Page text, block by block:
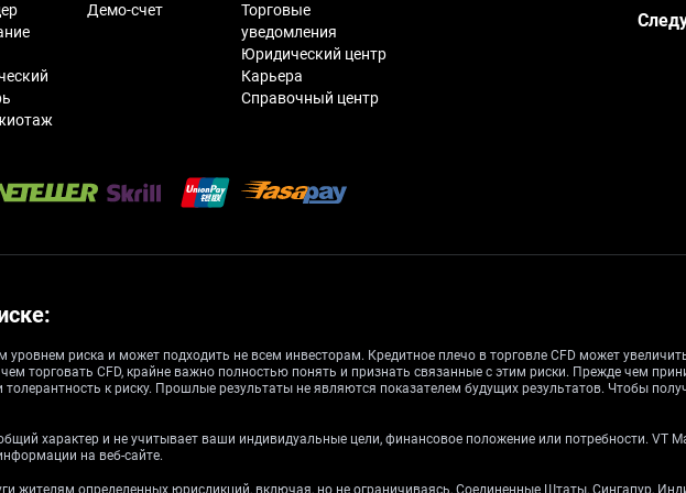
Демо-счет
Торговые
уведомления
Юридический центр
Карьера
Справочный центр
уровнем риска и может подходить не всем инвесторам. Кредитное плечо в торговле CFD может
торговать CFD, крайне важно полностью понять и признать связанные с этим риски. Прежде чем
к риску. Прошлые результаты не являются показателем будущих результатов. Чтобы
характер и не учитывает ваши индивидуальные цели, финансовое положение или потребности. VT
на веб-сайте.
жителям определенных юрисдикций, включая, но не ограничиваясь, Соединенные Штаты, Сингапур,